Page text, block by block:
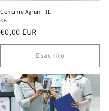
Concime Agrumi 1L
Fornitore:
KB
Prezzo
di
€0,00 EUR
Esaurito